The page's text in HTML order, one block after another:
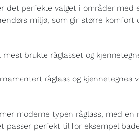
det perfekte valget i områder med
miljø, som gir større komfort
brukte råglasset og
råglass og kjennetegnes
moderne typen råglass, med en
passer perfekt til for eksempel